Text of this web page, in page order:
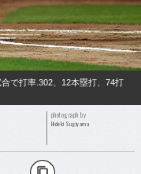
で打率.302、12本塁打、74打
photograph by
Hideki Sugiyama